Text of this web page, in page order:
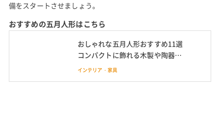
備をスタートさせましょう。
おすすめの五月人形はこちら
おしゃれな五月人形おすすめ11選
コンパクトに飾れる木製や陶器
製、兜飾りも
インテリア・家具